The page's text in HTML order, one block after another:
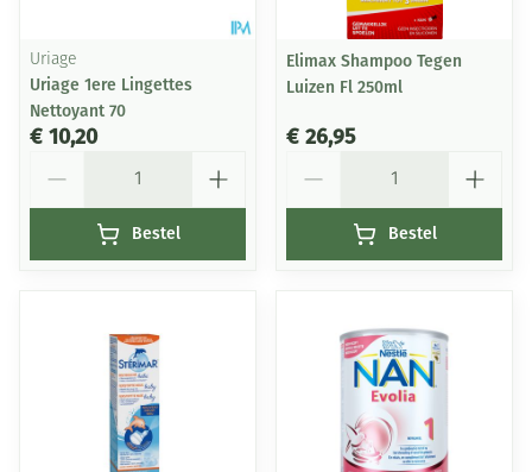
Uriage
Uriage 1ere Lingettes
Nettoyant 70
€ 10,20
Bestel
Elimax Shampoo Tegen
Luizen Fl 250ml
€ 26,95
Bestel